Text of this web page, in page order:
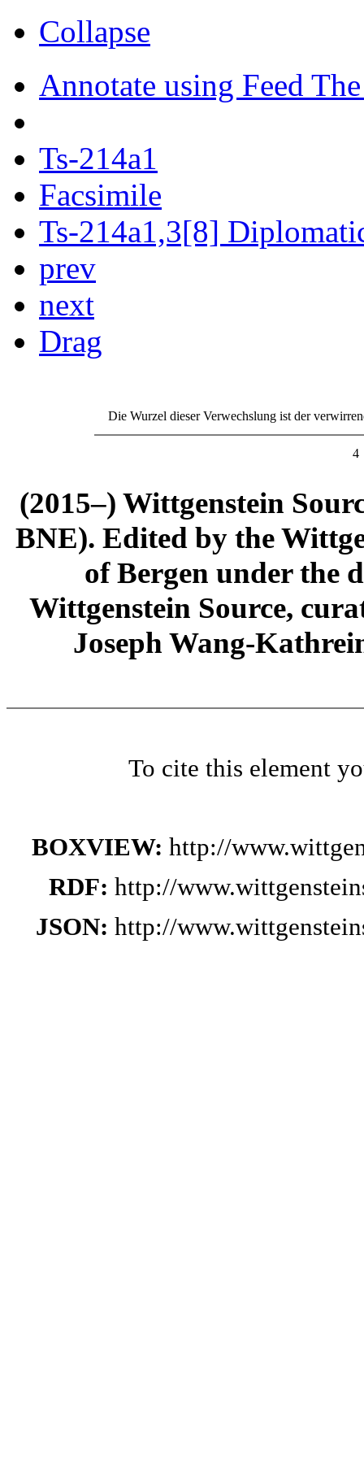
Collapse
Annotate using Feed
Ts-214a1
Facsimile
Ts-214a1,3[8]
prev
next
Drag
Die Wurzel dieser Verwechslung ist der
4
(2015–) Wittgenstein
BNE). Edited by the
of Bergen under the
Wittgenstein Source,
Joseph Wang-
To cite this element
BOXVIEW: http://
RDF: http://
JSON: http://